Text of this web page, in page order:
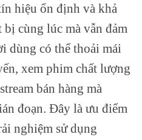
hiệu ổn định và khả
cùng lúc mà vẫn đảm
dùng có thể thoải mái
xem phim chất lượng
bán hàng mà
đoạn. Đây là ưu điểm
nghiệm sử dụng